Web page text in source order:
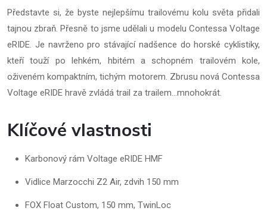
Představte si, že byste nejlepšímu trailovému kolu světa přidali
tajnou zbraň. Přesně to jsme udělali u modelu Contessa Voltage
eRIDE. Je navrženo pro stávající nadšence do horské cyklistiky,
kteří touží po lehkém, hbitém a schopném trailovém kole,
oživeném kompaktním, tichým motorem. Zbrusu nová Contessa
Voltage eRIDE hravě zvládá trail za trailem…mnohokrát.
Klíčové vlastnosti
Karbonový rám Voltage eRIDE HMF
Vidlice Marzocchi Z2 Air, zdvih 150 mm
FOX Float Custom, 150 mm, TwinLoc